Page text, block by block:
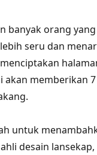
banyak orang
seru dan
akan memberikan
untuk
desain